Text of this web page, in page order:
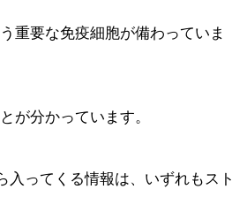
重要な免疫細胞が備わっていま
が分かっています。
ってくる情報は、いずれもスト